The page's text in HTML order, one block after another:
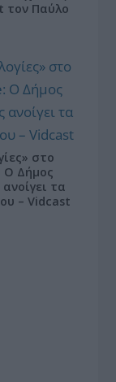
τον Παύλο
στο
Ο Δήμος
τα
– Vidcast